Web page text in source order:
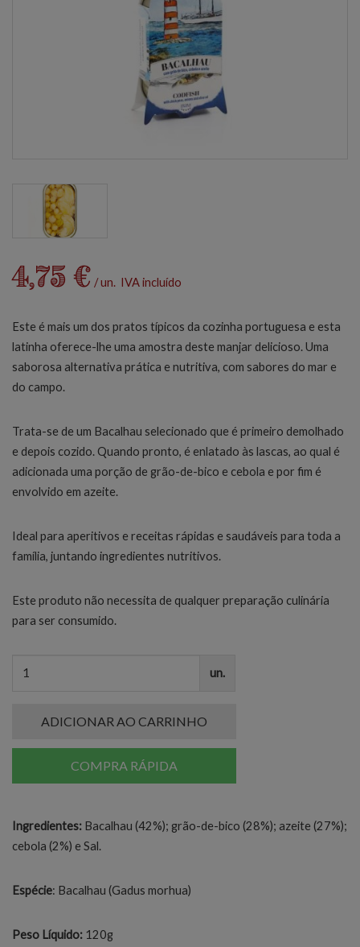
4,75 € / un. IVA incluído
Este é mais um dos pratos típicos da cozinha portuguesa e esta
latinha oferece-lhe uma amostra deste manjar delicioso. Uma
saborosa alternativa prática e nutritiva, com sabores do mar e
do campo.
Trata-se de um Bacalhau selecionado que é primeiro demolhado
e depois cozido. Quando pronto, é enlatado às lascas, ao qual é
adicionada uma porção de grão-de-bico e cebola e por fim é
envolvido em azeite.
Ideal para aperitivos e receitas rápidas e saudáveis para toda a
família, juntando ingredientes nutritivos.
Este produto não necessita de qualquer preparação culinária
para ser consumido.
un.
ADICIONAR AO CARRINHO
COMPRA RÁPIDA
Ingredientes: Bacalhau (42%); grão-de-bico (28%); azeite (27%);
cebola (2%) e Sal.
Espécie: Bacalhau (Gadus morhua)
Peso Líquido: 120g